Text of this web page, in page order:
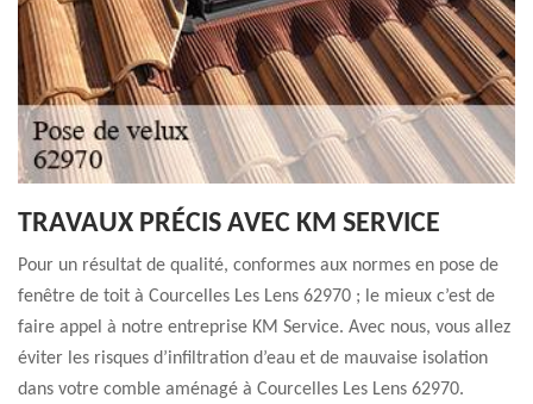
TRAVAUX PRÉCIS AVEC KM SERVICE
Pour un résultat de qualité, conformes aux normes en pose de
fenêtre de toit à Courcelles Les Lens 62970 ; le mieux c’est de
faire appel à notre entreprise KM Service. Avec nous, vous allez
éviter les risques d’infiltration d’eau et de mauvaise isolation
dans votre comble aménagé à Courcelles Les Lens 62970.